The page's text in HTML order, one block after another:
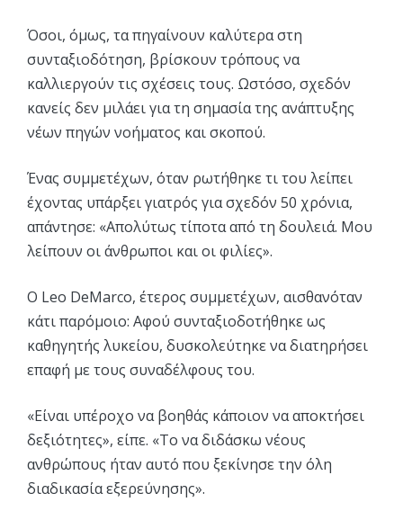
Όσοι, όμως, τα πηγαίνουν καλύτερα στη
συνταξιοδότηση, βρίσκουν τρόπους να
καλλιεργούν τις σχέσεις τους. Ωστόσο, σχεδόν
κανείς δεν μιλάει για τη σημασία της ανάπτυξης
νέων πηγών νοήματος και σκοπού.
Ένας συμμετέχων, όταν ρωτήθηκε τι του λείπει
έχοντας υπάρξει γιατρός για σχεδόν 50 χρόνια,
απάντησε: «Απολύτως τίποτα από τη δουλειά. Μου
λείπουν οι άνθρωποι και οι φιλίες».
Ο Leo DeMarco, έτερος συμμετέχων, αισθανόταν
κάτι παρόμοιο: Αφού συνταξιοδοτήθηκε ως
καθηγητής λυκείου, δυσκολεύτηκε να διατηρήσει
επαφή με τους συναδέλφους του.
«Είναι υπέροχο να βοηθάς κάποιον να αποκτήσει
δεξιότητες», είπε. «Το να διδάσκω νέους
ανθρώπους ήταν αυτό που ξεκίνησε την όλη
διαδικασία εξερεύνησης».